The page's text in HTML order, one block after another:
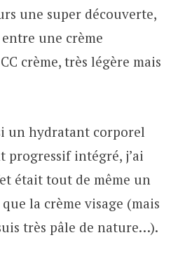
une super découverte,
une crème
crème, très légère mais
un hydratant corporel
progressif intégré, j’ai
était tout de même un
la crème visage (mais
très pâle de nature…).